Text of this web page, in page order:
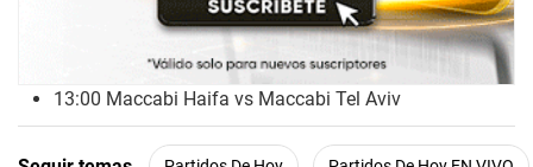
13:00 Maccabi Haifa vs Maccabi Tel Aviv